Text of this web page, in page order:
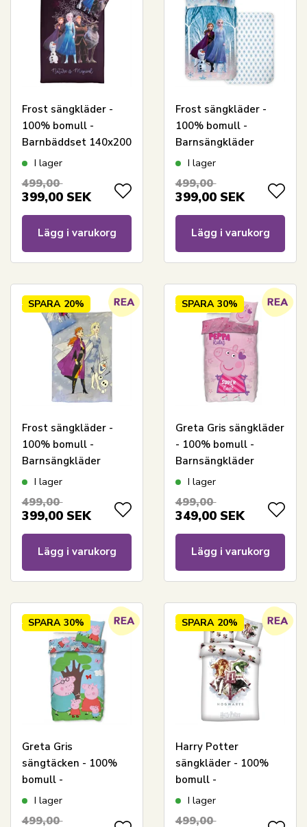
Frost sängkläder -
100% bomull -
Barnbäddset 140x200
cm - Nature is Magical
I lager
499,00
399,00 SEK
Lägg i varukorg
Frost sängkläder -
100% bomull -
Barnsängkläder
140x200 cm - Anna,
I lager
499,00
399,00 SEK
Lägg i varukorg
SPARA 20%
Frost sängkläder -
100% bomull -
Barnsängkläder
140x200 cm - Anna,
I lager
499,00
399,00 SEK
Lägg i varukorg
SPARA 30%
Greta Gris sängkläder
- 100% bomull -
Barnsängkläder
140x200 cm - Peppa
I lager
499,00
349,00 SEK
Lägg i varukorg
SPARA 30%
Greta Gris
sängtäcken - 100%
bomull -
Barnsängkläder
I lager
499,00
SPARA 20%
Harry Potter
sängkläder - 100%
bomull -
Barnsängkläder
I lager
499,00